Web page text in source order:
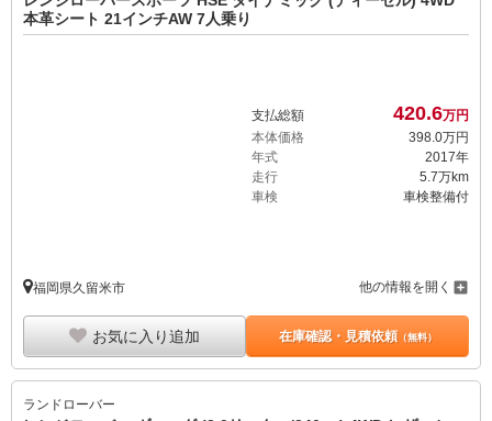
本革シート 21インチAW 7人乗り
本体価格
398.0万円
年式
2017年
走行
5.7万km
車検
車検整備付
お気に入り追加 在庫確認・見積依頼（無料）
レンジローバー ヴォーグ (3.0リッター/340ps) 4WD レザーシー